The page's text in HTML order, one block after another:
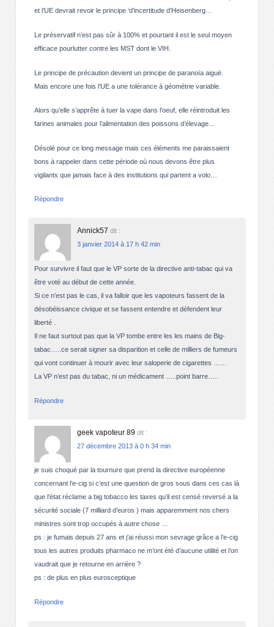
et l’UE devrait revoir le principe ‘d’incertitude d’Heisenberg…
Le préservatif n’est pas sûr à 100% et pourtant il est le seul moyen
efficace pourlutter contre les MST dont le VIH.
Le principe de précaution devient un principe de paranoïa aiguë.
Mais encore une fois l’UE a une tolérance à géométrie variable.
Alors qu’elle s’apprête à tuer la vape dans l’oeuf, elle réintroduit les
farines animales pour l’alimentation des poissons d’élevage…
Désolé pour ce long message mais ces éléments me paraissaient
bons à rappeler dans cette période où nous devons être plus
vigilants que jamais face à des institutions qui partent a volo…
Répondre
Annick57 dit :
3 janvier 2014 à 17 h 42 min
Pour survivre il faut que le VP sorte de la directive anti-tabac qui va
être voté au début de cette année.
Si ce n’est pas le cas, il va falloir que les vapoteurs fassent de la
désobéissance civique et se fassent entendre et défendent leur
liberté .
Il ne faut surtout pas que la VP tombe entre les les mains de Big-
tabac…..ce serait signer sa disparition et celle de milliers de fumeurs
qui vont continuer à mourir avec leur saloperie de cigarettes ……
La VP n’est pas du tabac, ni un médicament …..point barre…..
Répondre
geek vapoteur 89 dit :
27 décembre 2013 à 0 h 34 min
je suis choqué par la tournure que prend la directive européenne
concernant l’e-cig si c’est une question de gros sous dans ces cas là
que l’état réclame a big tobacco les taxes qu’il est censé reversé a la
sécurité sociale (7 milliard d’euros ) mais apparemment nos chers
ministres sont trop occupés à autre chose …
ps : je fumais depuis 27 ans et j’ai réussi mon sevrage grâce a l’e-cig
tous les autres produits pharmaco ne m’ont été d’aucune utilité et l’on
vaudrait que je retourne en arrière ?
ps : de plus en plus eurosceptique
Répondre